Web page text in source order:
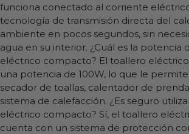
funciona conectado al corriente
tecnología de transmisión directa del
ambiente en pocos segundos, sin
agua en su interior. ¿Cuál es la potencia
eléctrico compacto? El toallero
una potencia de 100W, lo que le
secador de toallas, calentador de
sistema de calefacción. ¿Es seguro
eléctrico compacto? Sí, el toallero
cuenta con un sistema de protección